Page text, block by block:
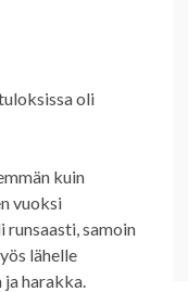
oli
kuin
vuoksi
samoin
lähelle
harakka.